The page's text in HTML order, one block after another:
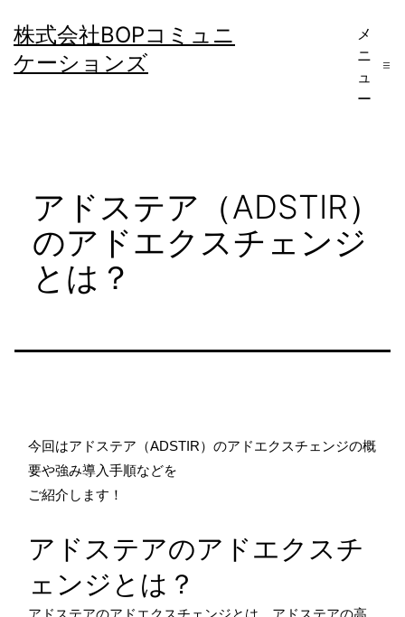
ン
テ
株式会社BOPコミュニ
ケーションズ
メ
ニ
ュ
ー
アドステア（ADSTIR）
のアドエクスチェンジ
とは？
今回はアドステア（ADSTIR）のアドエクスチェンジの概
要や強み導入手順などを
ご紹介します！
アドステアのアドエクスチ
ェンジとは？
アドステアのアドエクスチェンジとは、アドステアの高